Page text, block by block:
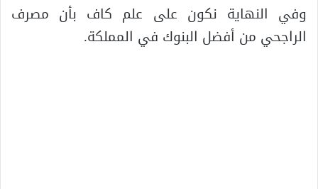
وفي النهاية نكون على علم كاف بأن مصرف
الراجحي من أفضل البنوك في المملكة.